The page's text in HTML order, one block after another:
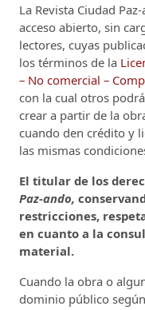
La Revista Ciudad Paz-
acceso abierto, sin
lectores, cuyas
los términos de la
– No comercial –
con la cual otros
crear a partir de la
cuando den crédito y
las mismas
El titular de los
Paz-ando,
restricciones,
en cuanto a la
material.
Cuando la obra o
dominio público